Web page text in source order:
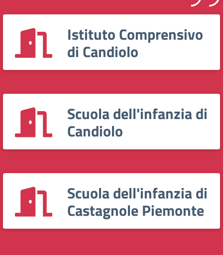
Istituto Comprensivo
di Candiolo
Scuola dell'infanzia di
Candiolo
Scuola dell'infanzia di
Castagnole Piemonte